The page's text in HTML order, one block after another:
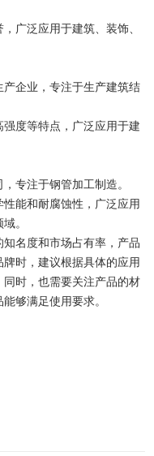
泛应用于建筑、装饰、
企业，专注于生产建筑结
度等特点，广泛应用于建
专注于钢管加工制造。
能和耐腐蚀性，广泛应用
。
名度和市场占有率，产品
时，建议根据具体的应用
时，也需要关注产品的材
够满足使用要求。